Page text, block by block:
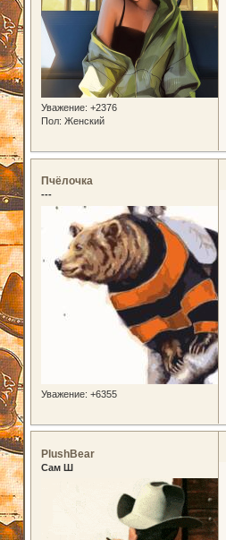
Уважение: +2376
Пол: Женский
Пчёлочка
---
Уважение: +6355
PlushBear
Сам Ш